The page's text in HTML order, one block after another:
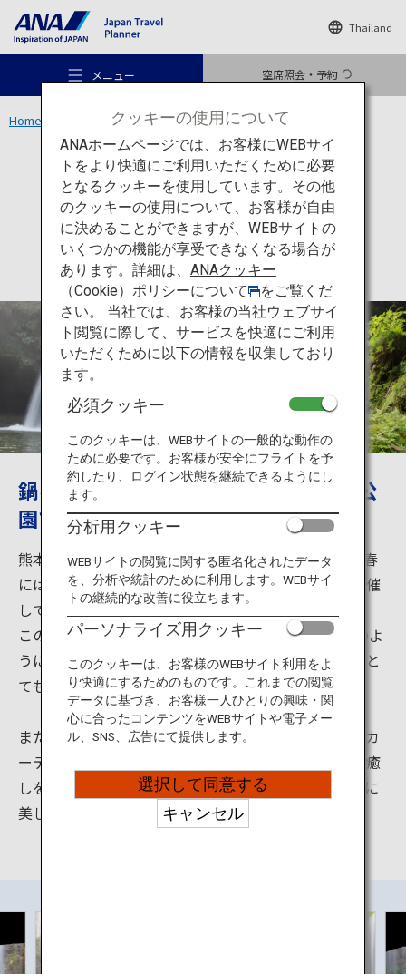
Thailand
メニュー 空席照会・予約
おすすめの旅
旅のアイデア
行き先
旅のお役立ち情報
ANA サービス
Home 九州エリア 鍋ヶ滝公園
アクティビティ 熊本
鍋ヶ滝公園
鍋ヶ滝の美しさを堪能、春には鍋ヶ滝公
園ではライトアップが見られます。
熊本県の鍋ヶ滝公園は滝がとても美しい観光地です。春
には鍋ヶ滝の裏からライトアップされるイベントも開催
しています。
この滝の落差は約10ｍ、幅は約20ｍあり、カーテンのよ
うに幅広く落ちる水が木漏れ日に照らされる様子は、と
ても優美で神秘的です。
また、滝の裏側にも回ることのでき、落ちてくる水のカ
ーテンの合間から緑の木々と木漏れ日の光が森林浴の癒
しを誘います。水のカーテンを裏側から眺めるとさらに
美しく神秘的です。
クッキーの使用について
ANAホームページでは、お客様にWEBサイ
トをより快適にご利用いただくために必要
となるクッキーを使用しています。その他
のクッキーの使用について、お客様が自由
に決めることができますが、WEBサイトの
いくつかの機能が享受できなくなる場合が
あります。詳細は、 ANAクッキー
（Cookie）ポリシーについて
をご覧くだ
さい。 当社では、お客様の当社ウェブサイ
ト閲覧に際して、サービスを快適にご利用
いただくために以下の情報を収集しており
ます。
必須クッキー
このクッキーは、WEBサイトの一般的な動作の
ために必要です。お客様が安全にフライトを予
約したり、ログイン状態を継続できるようにし
ます。
分析用クッキー
WEBサイトの閲覧に関する匿名化されたデータ
を、分析や統計のために利用します。WEBサイ
トの継続的な改善に役立ちます。
パーソナライズ用クッキー
このクッキーは、お客様のWEBサイト利用をよ
り快適にするためのものです。これまでの閲覧
データに基づき、お客様一人ひとりの興味・関
心に合ったコンテンツをWEBサイトや電子メー
ル、SNS、広告にて提供します。
選択して同意する
キャンセル